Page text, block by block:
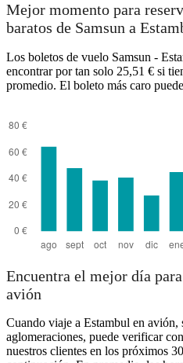
Mejor momento para
baratos de Samsun a
Los boletos de vuelo Samsun -
encontrar por tan solo 25,51 € si
promedio. El boleto más caro
Encuentra el mejor día
avión
Cuando viaje a Estambul en avión,
aglomeraciones, puede verificar
nuestros clientes en los próximos